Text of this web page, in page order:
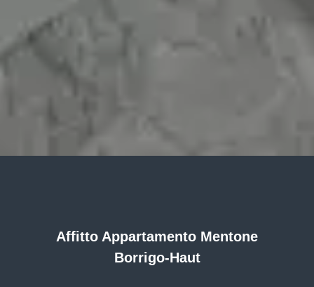
Affitto Appartamento Mentone
Borrigo-Haut